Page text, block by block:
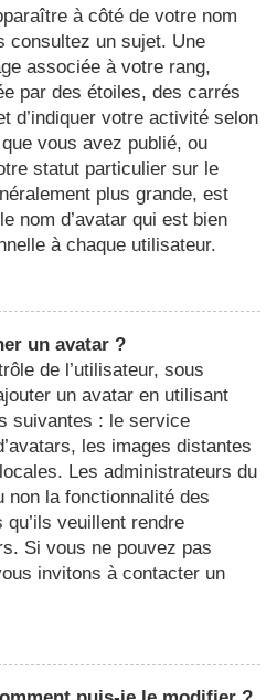
à côté de votre nom
consultez un sujet. Une
associée à votre rang,
par des étoiles, des carrés
d’indiquer votre activité selon
vous avez publié, ou
statut particulier sur le
plus grande, est
nom d’avatar qui est bien
à chaque utilisateur.
un avatar ?
de l’utilisateur, sous
un avatar en utilisant
suivantes : le service
les images distantes
Les administrateurs du
non la fonctionnalité des
veuillent rendre
Si vous ne pouvez pas
invitons à contacter un